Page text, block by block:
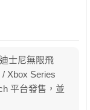
士尼無限飛
Xbox Series
平台發售，並